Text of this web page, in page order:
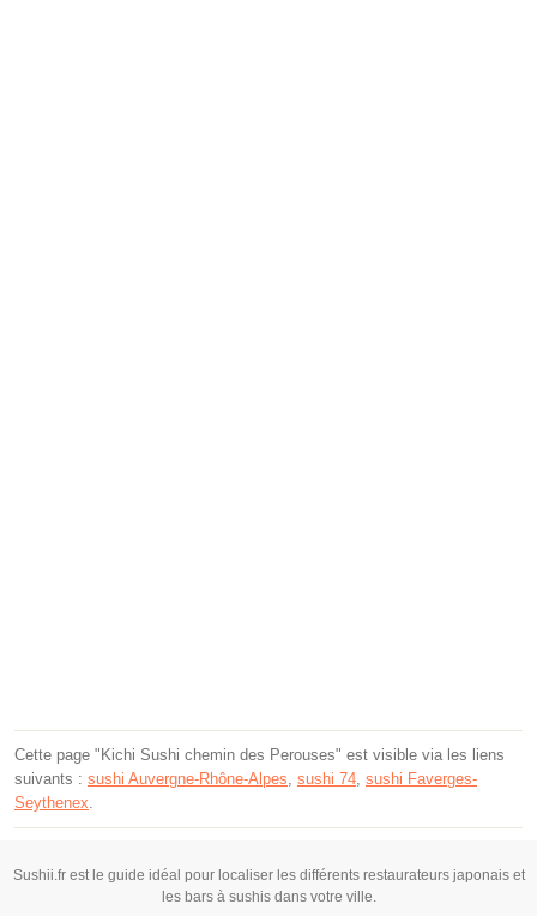
Cette page "Kichi Sushi chemin des Perouses" est visible via les liens
suivants : sushi Auvergne-Rhône-Alpes sushi 74 sushi Faverges-
Seythenex
Sushii.fr est le guide idéal pour localiser les différents restaurateurs japonais et
les bars à sushis dans votre ville.